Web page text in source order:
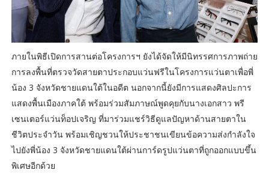
ภายในพิธีเปิดการสานต่อโครงการฯ ยังได้จัดให้มีนิทรรศการภาพถ่าย
การลงพื้นที่ตรวจวัดสายตาประกอบแว่นฟรีในโครงการแว่นตาเพื่อพี่
น้อง 3 จังหวัดชายแดนใต้ในอดีต นอกจากนี้ยังมีการแสดงศิลปะการ
แสดงพื้นเมืองภาคใต้ พร้อมร่วมสัมภาษณ์พูดคุยกับนางเอกสาว พรี
เซนเตอร์แว่นท็อปเจริญ ที่มาร่วมแชร์วิธีดูแลปัญหาด้านสายตาใน
ชีวิตประจำวัน พร้อมเชิญชวนให้ประชาชนเขียนข้อความส่งกำลังใจ
ไปยังพี่น้อง 3 จังหวัดชายแดนใต้ผ่านการ์ดรูปแว่นตาที่ถูกออกแบบขึ้น
พิเศษอีกด้วย